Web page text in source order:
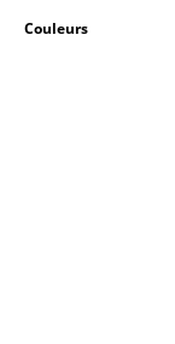
Luminaires
... voir tous
Couleurs